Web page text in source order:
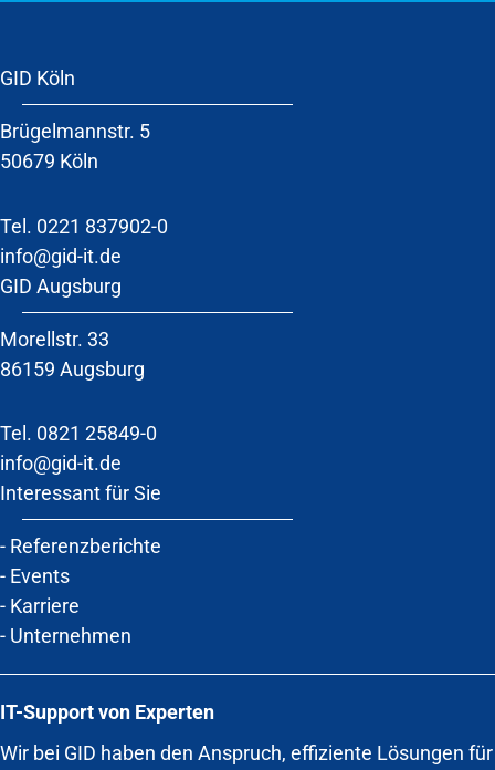
GID Köln
Brügelmannstr. 5
50679 Köln
Tel. 0221 837902-0
info@gid-it.de
GID Augsburg
Morellstr. 33
86159 Augsburg
Tel. 0821 25849-0
info@gid-it.de
Interessant für Sie
- Referenzberichte
- Events
- Karriere
- Unternehmen
IT-Support von Experten
Wir bei GID haben den Anspruch, effiziente Lösungen für